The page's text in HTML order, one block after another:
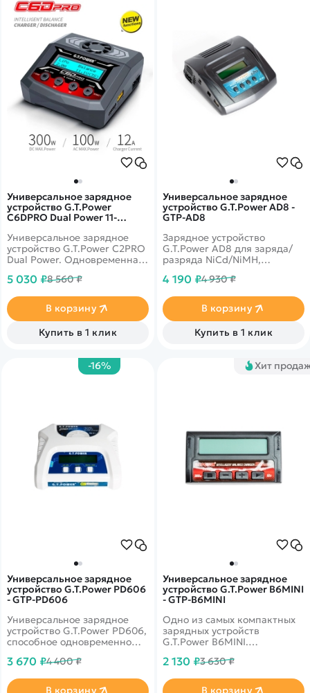
Универсальное зарядное
устройство G.T.Power
C6DPRO Dual Power 11-
Универсальное зарядное
устройство G.T.Power C2PRO
Dual Power. Одновременная
батарей. Встроенный блок
подогреватель шин,
проверка сервопривода,
функция запуска двигателя.
Функция восстановления
подогрева аккумулятора.
Поддержка сканирования
5 030 ₽8 560 ₽
В корзину
Купить в 1 клик
Универсальное зарядное
устройство G.T.Power AD8 -
GTP-AD8
Зарядное устройство
G.T.Power AD8 для заряда/
разряда NiCd/NiMH,
аккумуляторов с
с максимальной мощностью
80W от сети 220В.
4 190 ₽4 930 ₽
В корзину
Купить в 1 клик
-16%
Универсальное зарядное
устройство G.T.Power PD606
- GTP-PD606
Универсальное зарядное
устройство G.T.Power PD606,
способное одновременно
аккумуляторных батарей в
(6х1S, 3х2S, 2х3S, (4S + 2S)
3 670 ₽4 400 ₽
В корзину
Хит
Универсальное зарядное
устройство G.T.Power B6MINI
- GTP-B6MINI
Одно из самых компактных
зарядных устройств
G.T.Power B6MINI.
заряда 300W.
2 130 ₽3 630 ₽
В корзину